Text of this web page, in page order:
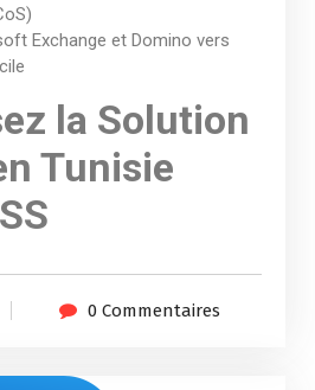
Exchange et Domino vers
la Solution
Tunisie
0 Commentaires